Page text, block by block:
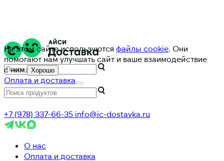
На этом сайте используются файлы cookie. Они
помогают нам улучшать сайт и ваше взаимодействие
с ним. Хорошо
Оплата и доставка
+7 (978) 337-66-35 info@ic-dostavka.ru
О нас
Оплата и доставка